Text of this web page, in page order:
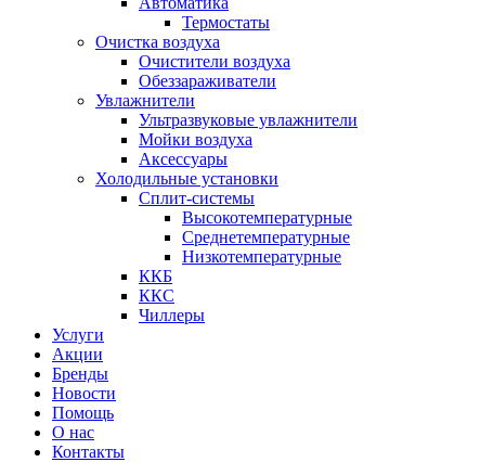
Термостаты
Очистка воздуха
Очистители воздуха
Обеззараживатели
Увлажнители
Ультразвуковые увлажнители
Мойки воздуха
Аксессуары
Холодильные установки
Сплит-системы
Высокотемпературные
Среднетемпературные
Низкотемпературные
ККБ
ККС
Чиллеры
Услуги
Акции
Бренды
Новости
Помощь
О нас
Контакты